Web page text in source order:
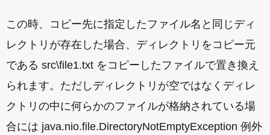
この時、コピー先に指定したファイル名と同じディ
レクトリが存在した場合、ディレクトリをコピー元
である src\file1.txt をコピーしたファイルで置き換え
られます。ただしディレクトリが空ではなくディレ
クトリの中に何らかのファイルが格納されている場
合には java.nio.file.DirectoryNotEmptyException 例外